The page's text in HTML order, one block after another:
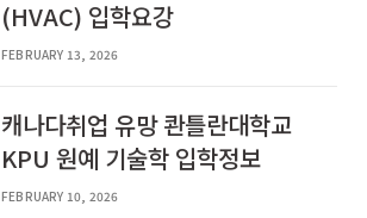
(HVAC) 입학요강
FEBRUARY 13, 2026
캐나다취업 유망 콴틀란대학교
KPU 원예 기술학 입학정보
FEBRUARY 10, 2026